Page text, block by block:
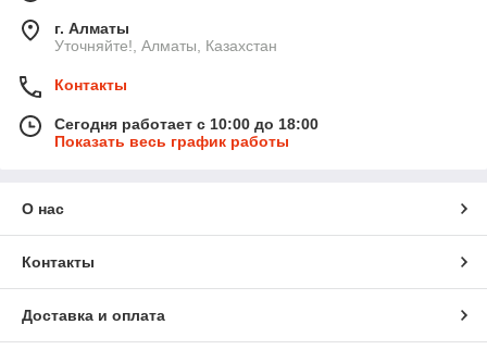
г. Алматы
Уточняйте!, Алматы, Казахстан
Контакты
Сегодня работает с 10:00 до 18:00
Показать весь график работы
О нас
Контакты
Доставка и оплата